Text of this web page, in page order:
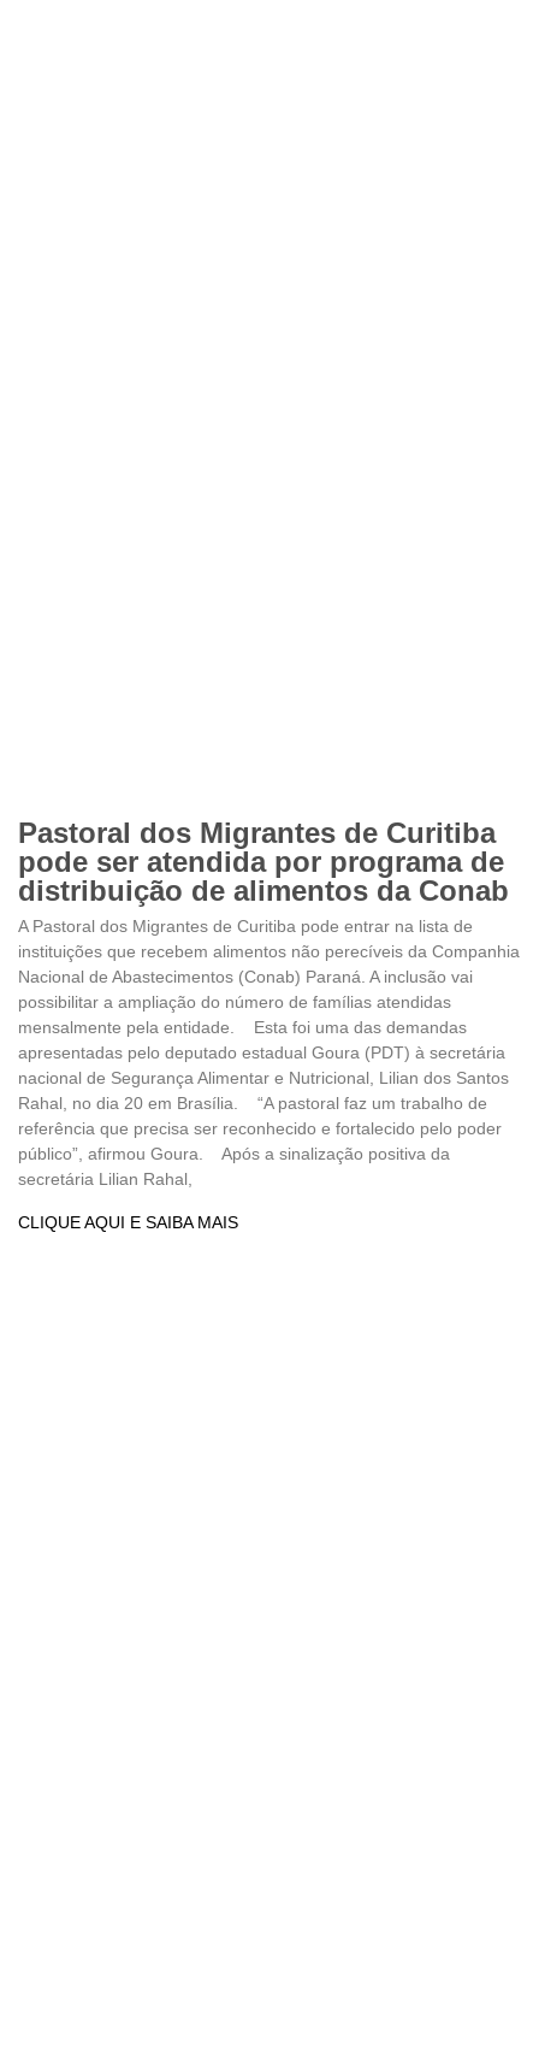
Pastoral dos Migrantes de Curitiba
pode ser atendida por programa de
distribuição de alimentos da Conab
A Pastoral dos Migrantes de Curitiba pode entrar na lista de
instituições que recebem alimentos não perecíveis da Companhia
Nacional de Abastecimentos (Conab) Paraná. A inclusão vai
possibilitar a ampliação do número de famílias atendidas
mensalmente pela entidade. Esta foi uma das demandas
apresentadas pelo deputado estadual Goura (PDT) à secretária
nacional de Segurança Alimentar e Nutricional, Lilian dos Santos
Rahal, no dia 20 em Brasília. “A pastoral faz um trabalho de
referência que precisa ser reconhecido e fortalecido pelo poder
público”, afirmou Goura. Após a sinalização positiva da
secretária Lilian Rahal,
CLIQUE AQUI E SAIBA MAIS